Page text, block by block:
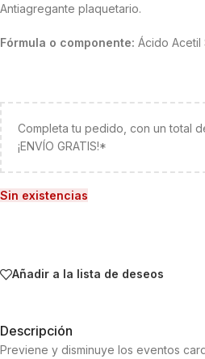
Antiagregante plaquetario.
Fórmula o componente: Ácido Acetil
Completa tu pedido, con un total
¡ENVÍO GRATIS!*
Sin existencias
Añadir a la lista de deseos
Descripción
Previene y disminuye los eventos